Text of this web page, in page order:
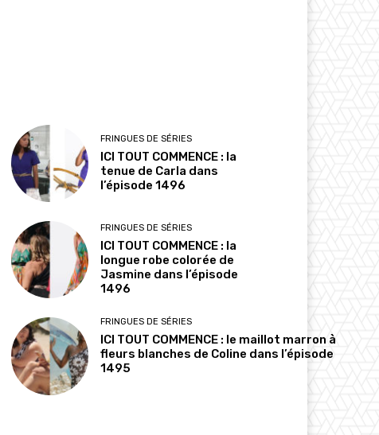
FRINGUES DE SÉRIES
ICI TOUT COMMENCE : la
tenue de Carla dans
l’épisode 1496
FRINGUES DE SÉRIES
ICI TOUT COMMENCE : la
longue robe colorée de
Jasmine dans l’épisode
1496
FRINGUES DE SÉRIES
ICI TOUT COMMENCE : le maillot marron à
fleurs blanches de Coline dans l’épisode
1495